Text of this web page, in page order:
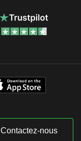
Contactez-nous